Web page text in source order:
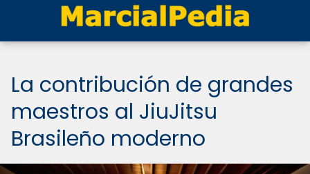
La contribución de grandes
maestros al JiuJitsu
Brasileño moderno